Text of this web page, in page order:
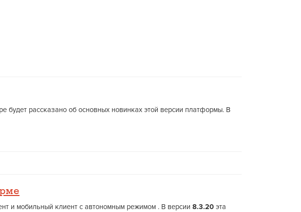
будет рассказано об основных новинках этой версии платформы. В
и мобильный клиент с автономным режимом . В версии 8.3.20 эта